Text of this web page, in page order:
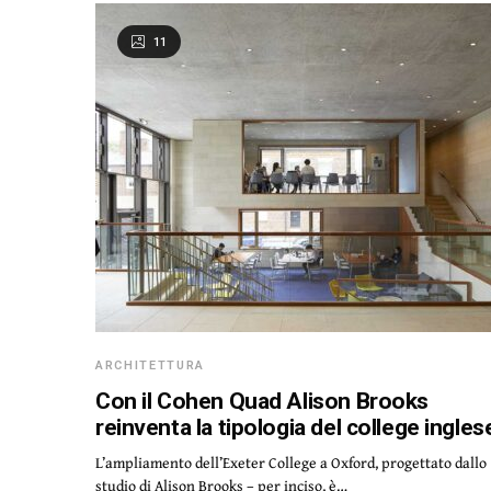
11
ARCHITETTURA
Con il Cohen Quad Alison Brooks
reinventa la tipologia del college
L’ampliamento dell’Exeter College a Oxford, progettato dallo
studio di Alison Brooks – per inciso, è…